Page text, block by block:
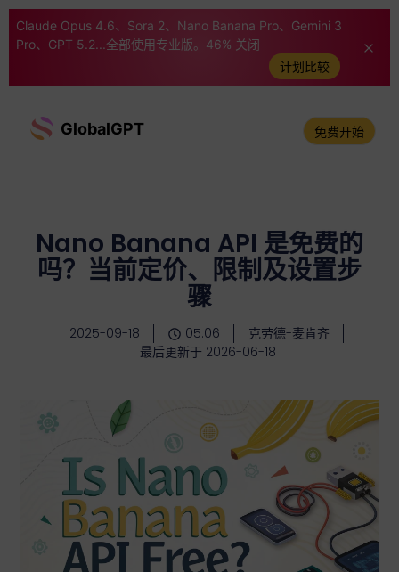
Claude Opus 4.6、Sora 2、Nano Banana Pro、Gemini 3
Pro、GPT 5.2...全部使用专业版。46% 关闭
计划比较
GlobalGPT 免费开始
Nano Banana API 是免费的
吗？当前定价、限制及设置步
骤
2025-09-18 05:06
克劳德-麦肯齐
最后更新于 2026-06-18